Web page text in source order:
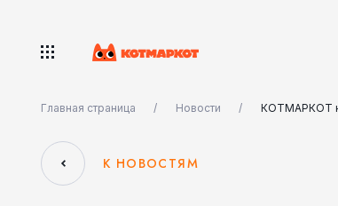
Главная страница Новости КОТМАРКОТ
К НОВОСТЯМ